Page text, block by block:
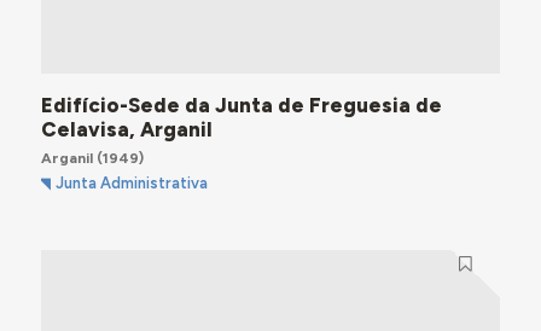
Edifício-Sede da Junta de Freguesia de
Celavisa, Arganil
Arganil(1949)
Junta Administrativa